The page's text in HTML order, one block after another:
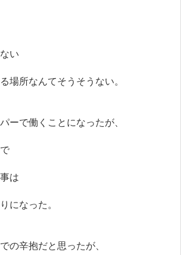
い
場所なんてそうそうない。
ーで働くことになったが、
は
になった。
の辛抱だと思ったが、